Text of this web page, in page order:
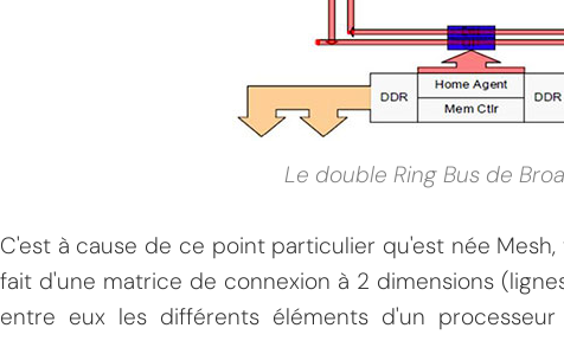
Le double Ring Bus de
C'est à cause de ce point particulier qu'est née
fait d'une matrice de connexion à 2 dimensions
entre eux les différents éléments d'un